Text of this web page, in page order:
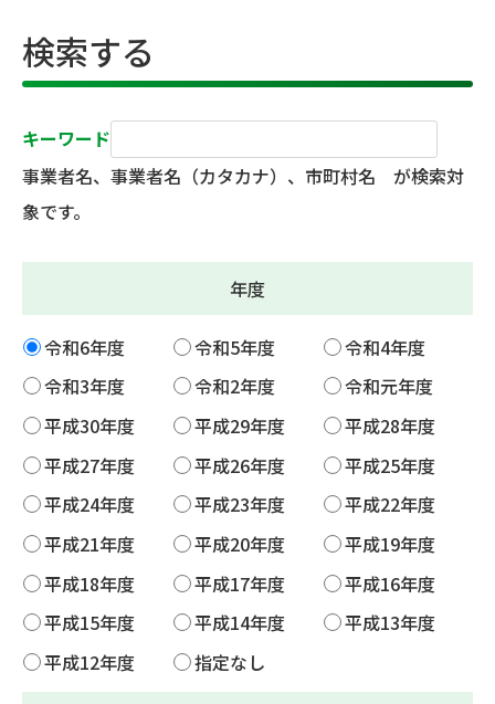
検索する
キーワード
事業者名、事業者名（カタカナ）、市町村名 が検索対
象です。
年度
令和6年度 令和5年度
令和4年度
令和3年度
令和2年度
令和元年度
平成30年度
平成29年度
平成28年度
平成27年度
平成26年度
平成25年度
平成24年度
平成23年度
平成22年度
平成21年度
平成20年度
平成19年度
平成18年度
平成17年度
平成16年度
平成15年度
平成14年度
平成13年度
平成12年度
指定なし